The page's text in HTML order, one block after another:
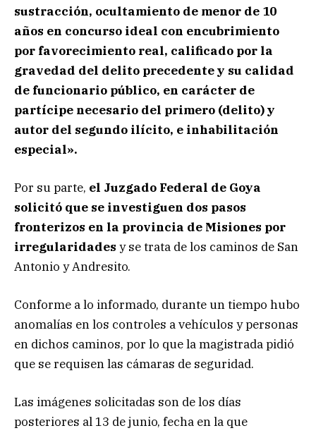
sustracción, ocultamiento de menor de 10
años en concurso ideal con encubrimiento
por favorecimiento real, calificado por la
gravedad del delito precedente y su calidad
de funcionario público, en carácter de
partícipe necesario del primero (delito) y
autor del segundo ilícito, e inhabilitación
especial».
Por su parte, el Juzgado Federal de Goya
solicitó que se investiguen dos pasos
fronterizos en la provincia de Misiones por
irregularidades y se trata de los caminos de San
Antonio y Andresito.
Conforme a lo informado, durante un tiempo hubo
anomalías en los controles a vehículos y personas
en dichos caminos, por lo que la magistrada pidió
que se requisen las cámaras de seguridad.
Las imágenes solicitadas son de los días
posteriores al 13 de junio, fecha en la que